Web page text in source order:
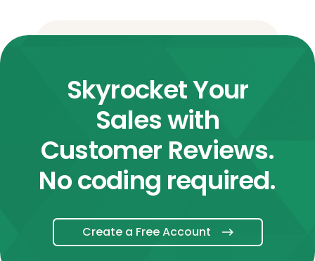
Skyrocket Your
Sales with
Customer Reviews.
No coding required.
Create a Free Account